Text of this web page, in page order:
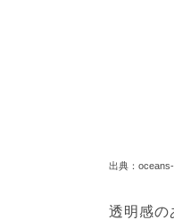
出典：
透明感の